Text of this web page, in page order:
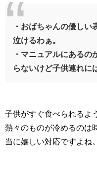
・おばちゃんの優しい
泣けるわぁ。
・マニュアルにある
らないけど子供連れに
子供がすぐ食べられるよ
熱々のものが冷めるのは
当に嬉しい対応ですよね。